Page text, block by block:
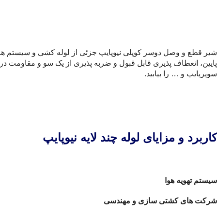
شیر قطع و وصل دوسر کوپلی نیوپایپ جزئی از لوله کشی و سیستم های
پایین، انعطاف پذیری قابل قبول و ضربه پذیری از یک سو و مقاومت در
سوپرپایپ و … را بیابید.
کاربرد و مزایای لوله چند لایه نیوپایپ
سیستم تهویه هوا
شرکت های کشتی سازی و مهندسی